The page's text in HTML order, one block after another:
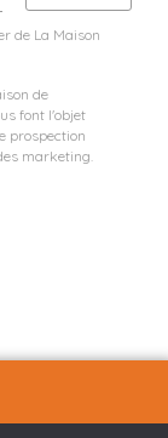
de La Maison
de
font l'objet
prospection
marketing.